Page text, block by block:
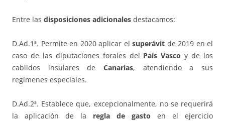
Entre las disposiciones adicionales destacamos:
D.Ad.1ª. Permite en 2020 aplicar el superávit de 2019 en el
caso de las diputaciones forales del País Vasco y de los
cabildos insulares de Canarias, atendiendo a sus
regímenes especiales.
D.Ad.2ª. Establece que, excepcionalmente, no se requerirá
la aplicación de la regla de gasto en el ejercicio